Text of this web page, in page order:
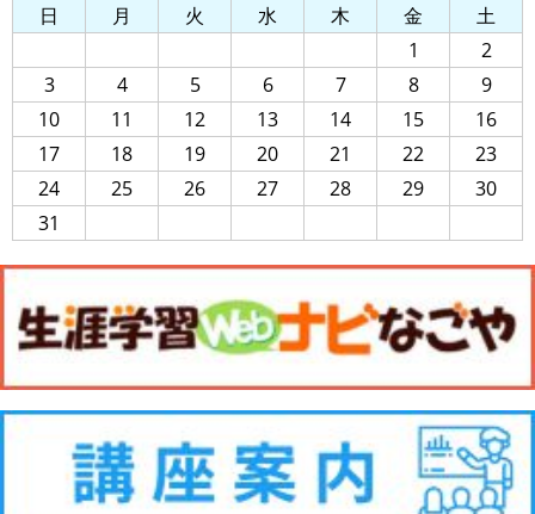
日
月 火 水 木 金
土
1
2
3
4 5 6 7 8
9
10
11 12 13 14 15
16
17
18 19 20 21 22
23
24
25 26 27 28 29
30
31